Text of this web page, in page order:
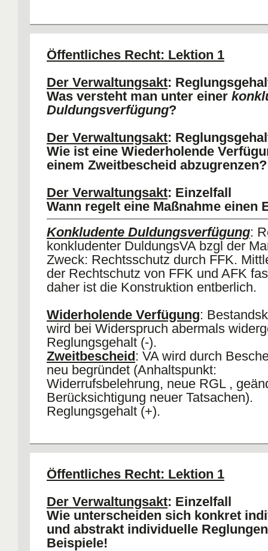
durch VA handeln und gibt dies
erkennen. VA gemäß § 35 VwVfG (+).
Qualifikation nach Inhalt der
Behörde erlässt inhaltlichen VA nach
Problem: Widerspruchsbehörde
VA als VA.
a) BVerG: VA (+), wenn
Nicht- VA ergeht. Folge: §§ 79 I Nr 1,
I 1 VwGO.
b) AA: Rechtcharakter kann nicht
anderer Behörden bestimmt werden
gegen Art 19 IV GG).
Öffentliches Recht: Lektion 1
Der Verwaltungsakt:
Was versteht man unter einer
Duldungsverfügung?
Der Verwaltungsakt:
Wie ist eine Wiederholende
einem Zweitbescheid abzugrenzen?
Der Verwaltungsakt: Einzelfall
Wann regelt eine Maßnahme einen
Konkludente Duldungsverfügung:
konkludenter DuldungsVA bzgl der
Zweck: Rechtsschutz durch FFK.
der Rechtschutz von FFK und AFK
daher ist die Konstruktion entberlich.
Widerholende Verfügung:
wird bei Widerspruch abermals
Reglungsgehalt (-).
Zweitbescheid: VA wird durch
neu begründet (Anhaltspunkt:
Widerrufsbelehrung, neue RGL ,
Berücksichtigung neuer Tatsachen).
Reglungsgehalt (+).
Sachverhalt/
konkret
individuell
(bestimmbar)
generell
(unbestimmbar)
Allgemeinverfügung,
§ 35 2 VwVfG
Öffentliches Recht: Lektion 1
Der Verwaltungsakt: Einzelfall
Wie unterscheiden sich konkret
und abstrakt individuelle
Beispiele!